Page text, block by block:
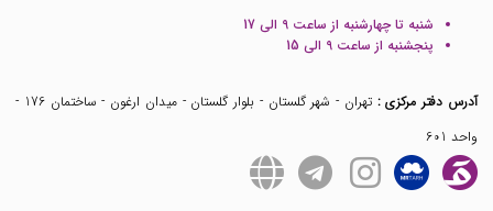
شنبه تا چهارشنبه از ساعت 9 الی 17
پنجشنبه از ساعت 9 الی 15
آدرس دفتر مرکزی :
تهران - شهر گلستان - بلوار گلستان - میدان ارغون - ساختمان 176 -
واحد 601